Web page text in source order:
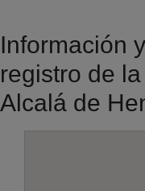
Información
registro de
Alcalá de